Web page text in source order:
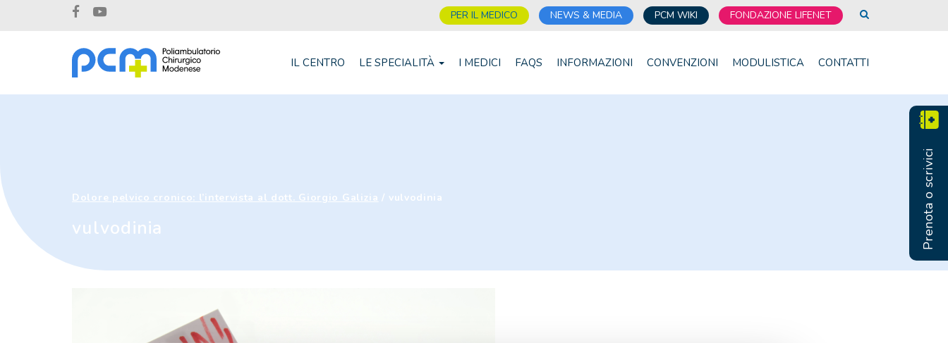
PER IL MEDICO NEWS & MEDIA PCM WIKI FONDAZIONE LIFENET
IL CENTRO LE SPECIALITÀ I MEDICI FAQS INFORMAZIONI CONVENZIONI MODULISTICA CONTATTI
Dolore pelvico cronico: l’intervista al dott. Giorgio Galizia / vulvodinia
vulvodinia Prenota o scrivici